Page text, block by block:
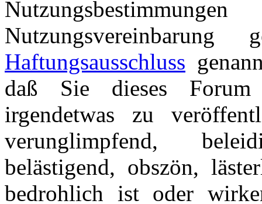
Haftungsausschluss
daß Sie dieses
irgendetwas zu
verunglimpfend,
belästigend, obszön,
bedrohlich ist oder